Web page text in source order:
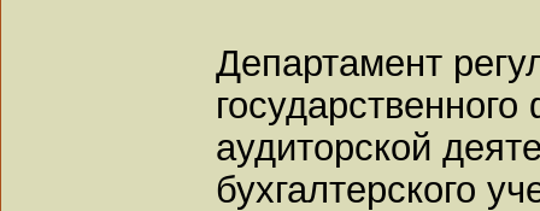
Департамент
аудиторской
бухгалтерского